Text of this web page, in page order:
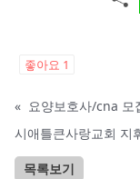
좋아요 1
« 요양보호사/cna 모
시애틀큰사랑교회 지
목록보기